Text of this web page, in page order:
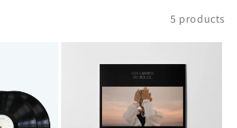
5 products